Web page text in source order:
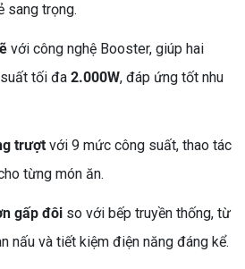
sang trọng.
với công nghệ Booster, giúp hai
tối đa 2.000W, đáp ứng tốt nhu
trượt với 9 mức công suất, thao tác
từng món ăn.
gấp đôi so với bếp truyền thống, từ
nấu và tiết kiệm điện năng đáng kể.